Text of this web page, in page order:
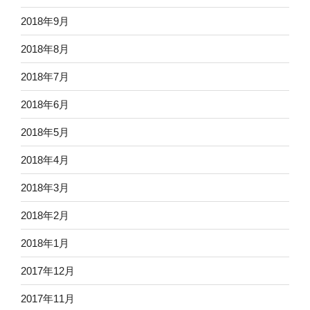
2018年9月
2018年8月
2018年7月
2018年6月
2018年5月
2018年4月
2018年3月
2018年2月
2018年1月
2017年12月
2017年11月